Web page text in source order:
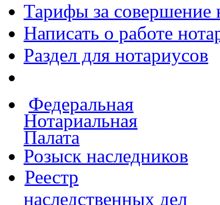
Тарифы за совершение
Написать о работе
Раздел для нотариусов
Федеральная
Нотариальная
Палата
Розыск наследников
Реестр
наследственных дел